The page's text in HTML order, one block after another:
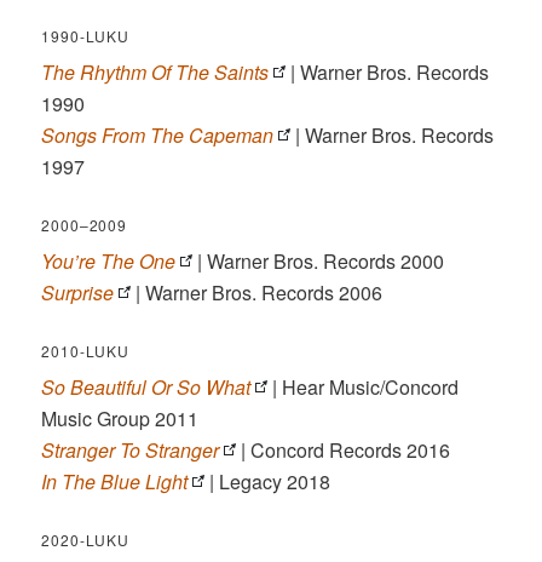
1990-LUKU
The Rhythm Of The Saints
| Warner Bros. Records
1990
Songs From The Capeman
| Warner Bros. Records
1997
2000–2009
You’re The One
| Warner Bros. Records 2000
Surprise
| Warner Bros. Records 2006
2010-LUKU
So Beautiful Or So What
| Hear Music/Concord
Music Group 2011
Stranger To Stranger
| Concord Records 2016
In The Blue Light
| Legacy 2018
2020-LUKU